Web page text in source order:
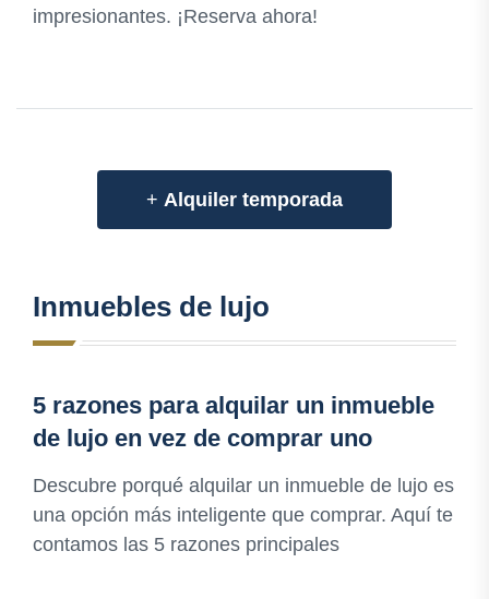
impresionantes. ¡Reserva ahora!
+ Alquiler temporada
Inmuebles de lujo
5 razones para alquilar un inmueble
de lujo en vez de comprar uno
Descubre porqué alquilar un inmueble de lujo es
una opción más inteligente que comprar. Aquí te
contamos las 5 razones principales